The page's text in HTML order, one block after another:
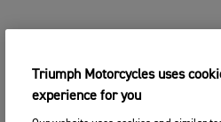
Triumph Motorcycles uses
experience for you